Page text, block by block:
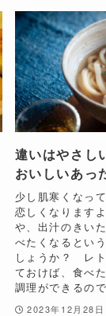
違いはやさし
おいしいあっ
少し肌寒くなっ
恋しくなります
や、出汁のきい
べたくなるとい
しょうか？ レ
ておけば、食べ
調理ができるの
2023年12月28日